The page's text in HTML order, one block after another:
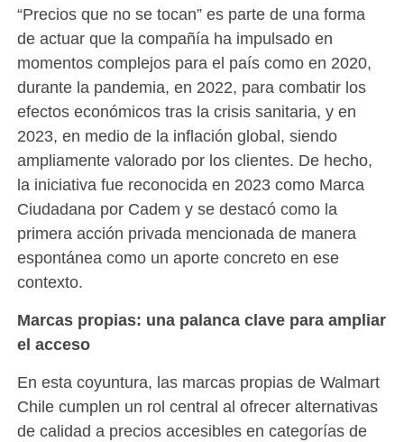
“Precios que no se tocan” es parte de una forma
de actuar que la compañía ha impulsado en
momentos complejos para el país como en 2020,
durante la pandemia, en 2022, para combatir los
efectos económicos tras la crisis sanitaria, y en
2023, en medio de la inflación global, siendo
ampliamente valorado por los clientes. De hecho,
la iniciativa fue reconocida en 2023 como Marca
Ciudadana por Cadem y se destacó como la
primera acción privada mencionada de manera
espontánea como un aporte concreto en ese
contexto.
Marcas propias: una palanca clave para ampliar
el acceso
En esta coyuntura, las marcas propias de Walmart
Chile cumplen un rol central al ofrecer alternativas
de calidad a precios accesibles en categorías de